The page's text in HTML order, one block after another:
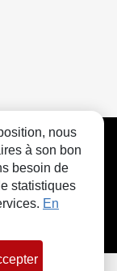
nous
à son bon
besoin de
statistiques
En